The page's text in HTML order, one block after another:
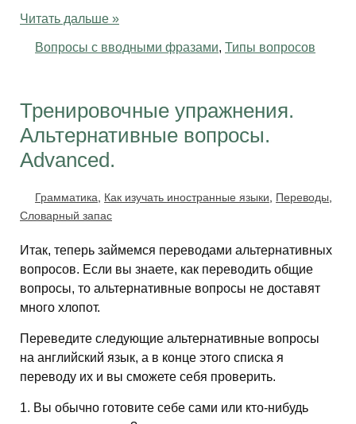
Читать дальше »
Вопросы с вводными фразами, Типы вопросов
Тренировочные упражнения.
Альтернативные вопросы.
Advanced.
Грамматика Как изучать иностранные языки Переводы
Словарный запас
Итак, теперь займемся переводами альтернативных
вопросов. Если вы знаете, как переводить общие
вопросы, то альтернативные вопросы не доставят
много хлопот.
Переведите следующие альтернативные вопросы
на английский язык, а в конце этого списка я
переводу их и вы сможете себя проверить.
1. Вы обычно готовите себе сами или кто-нибудь